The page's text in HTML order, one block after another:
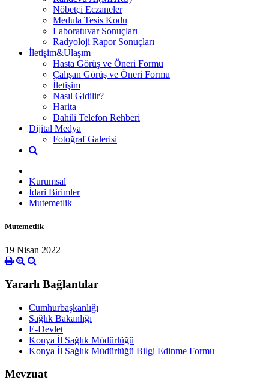
Nöbetçi Eczaneler
Medula Tesis Kodu
Laboratuvar Sonuçları
Radyoloji Rapor Sonuçları
İletişim&Ulaşım
Hasta Görüş ve Öneri Formu
Çalışan Görüş ve Öneri Formu
İletişim
Nasıl Gidilir?
Harita
Dahili Telefon Rehberi
Dijital Medya
Fotoğraf Galerisi
Kurumsal
İdari Birimler
Mutemetlik
Mutemetlik
19 Nisan 2022
Yararlı Bağlantılar
Cumhurbaşkanlığı
Sağlık Bakanlığı
E-Devlet
Konya İl Sağlık Müdürlüğü
Konya İl Sağlık Müdürlüğü Bilgi Edinme Formu
Mevzuat